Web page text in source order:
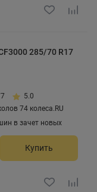
285/70 R17
5.0
74 колеса.RU
в зачет новых
Купить